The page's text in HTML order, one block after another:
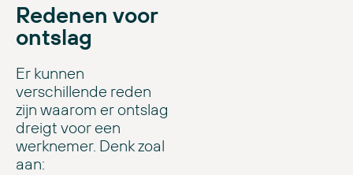
Redenen voor
ontslag
Er kunnen
verschillende reden
zijn waarom er ontslag
dreigt voor een
werknemer. Denk zoal
aan: